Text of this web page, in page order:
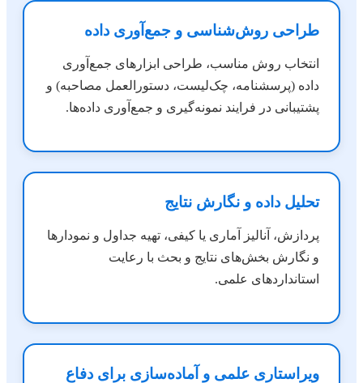
طراحی روش‌شناسی و جمع‌آوری داده
انتخاب روش مناسب، طراحی ابزارهای جمع‌آوری
داده (پرسشنامه، چک‌لیست، دستورالعمل مصاحبه) و
پشتیبانی در فرایند نمونه‌گیری و جمع‌آوری داده‌ها.
تحلیل داده و نگارش نتایج
پردازش، آنالیز آماری یا کیفی، تهیه جداول و نمودارها
و نگارش بخش‌های نتایج و بحث با رعایت
استانداردهای علمی.
ویراستاری علمی و آماده‌سازی برای دفاع